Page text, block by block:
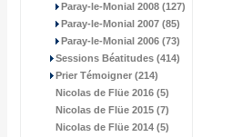
Paray-le-Monial 2008 (127)
Paray-le-Monial 2007 (85)
Paray-le-Monial 2006 (73)
Sessions Béatitudes (414)
Prier Témoigner (214)
Nicolas de Flüe 2016 (5)
Nicolas de Flüe 2015 (7)
Nicolas de Flüe 2014 (5)